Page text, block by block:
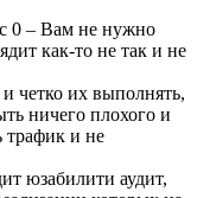
0 – Вам не нужно
как-то не так и не
четко их выполнять,
ничего плохого и
трафик и не
юзабилити аудит,